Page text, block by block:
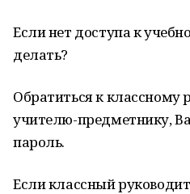
Если нет доступа к
делать?
Обратиться к классному
учителю-предметнику,
пароль.
Если классный